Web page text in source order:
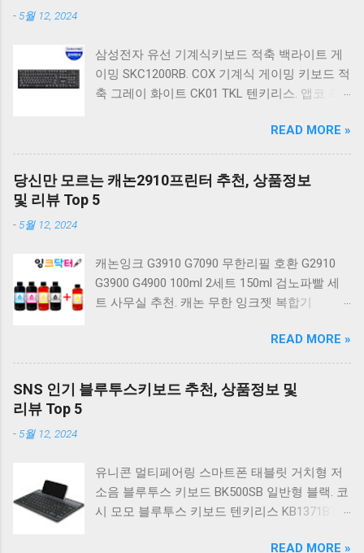
- 5월 12, 2024
삼성전자 유선 기계식키보드 적축 백라이트 게
이밍 SKC1200RB. COX 기계식 게이밍 키보드 적
축 그레이 화이트 CK01 TKL 텐키리스. 앱코 축
랙 K560 일반형. 앱코 K517 레트로 기계식 게이
밍 유선키보드 갈축 일반형 레트로 베이지. 체리
키보드 G803000S TKL RGB 게이밍 텐키리스 기
계식 키보드 4종 축 선택 저소음적축 블랙. 체리
베이지 K517 Retro. COX CK01 교체축 사이드
RGB 게이밍 기계식 키보드 네이비 CK01NV적축
일반형. 체리키보드 XTRFY MX BOARD 3.1 RGB
COX 기계식 게이밍 키보드 갈축 그레이 화이트
CK01 TKL 텐키리스 기계식키보드 구매를 고려
하실 때, 추가 할인 혜택을 놓치지 마세요. 다양
정이 많이 어려우시죠? 특히 기계식키보드 같은
상품을 고를 때는 더 고민이 많을 수 밖에 없습
니다. 다양한 상품들을 상세스펙 과 가격 을 꼼
READ MORE »
당신만 모르는 캐논2910프린터 추천, 상품정보
및 리뷰 Top 5
- 5월 12, 2024
캐논잉크 G3910 G7090 무한리필 호환 G2910
G3900 G4900 100ml 2세트 150ml 검노파빨 세
트 사무실 추천. 캐논 무한 잉크젯 복합기
논 PIXMA G2910 잉크포함 정품 무한복합기 컬
러 잉크젯복합기 가정용프린터 상세정보참조.
캐논 G시리즈 프린터 정품 헤드 카트리지
G1900 G2900 G3900 G4900 G2910 G3910
G4902 G4910 G4911 리필 잉크 1개 GI990
500ml 4색세트. 캐논 빌트인 정품무한 복합기
G2910 정품잉크 포함충전잉크4색 추가증정. 캐
READ MORE »
SNS 인기 블루투스키보드 추천, 상품정보 및
리뷰 Top 5
- 5월 12, 2024
유니콘 멀티페어링 스마트폰 태블릿 거치형 저
소음 블루투스 키보드 BK500SB 일반형 블랙. 코
시 모모 블루투스 키보드 텐키리스 KB1371BT
READ MORE »